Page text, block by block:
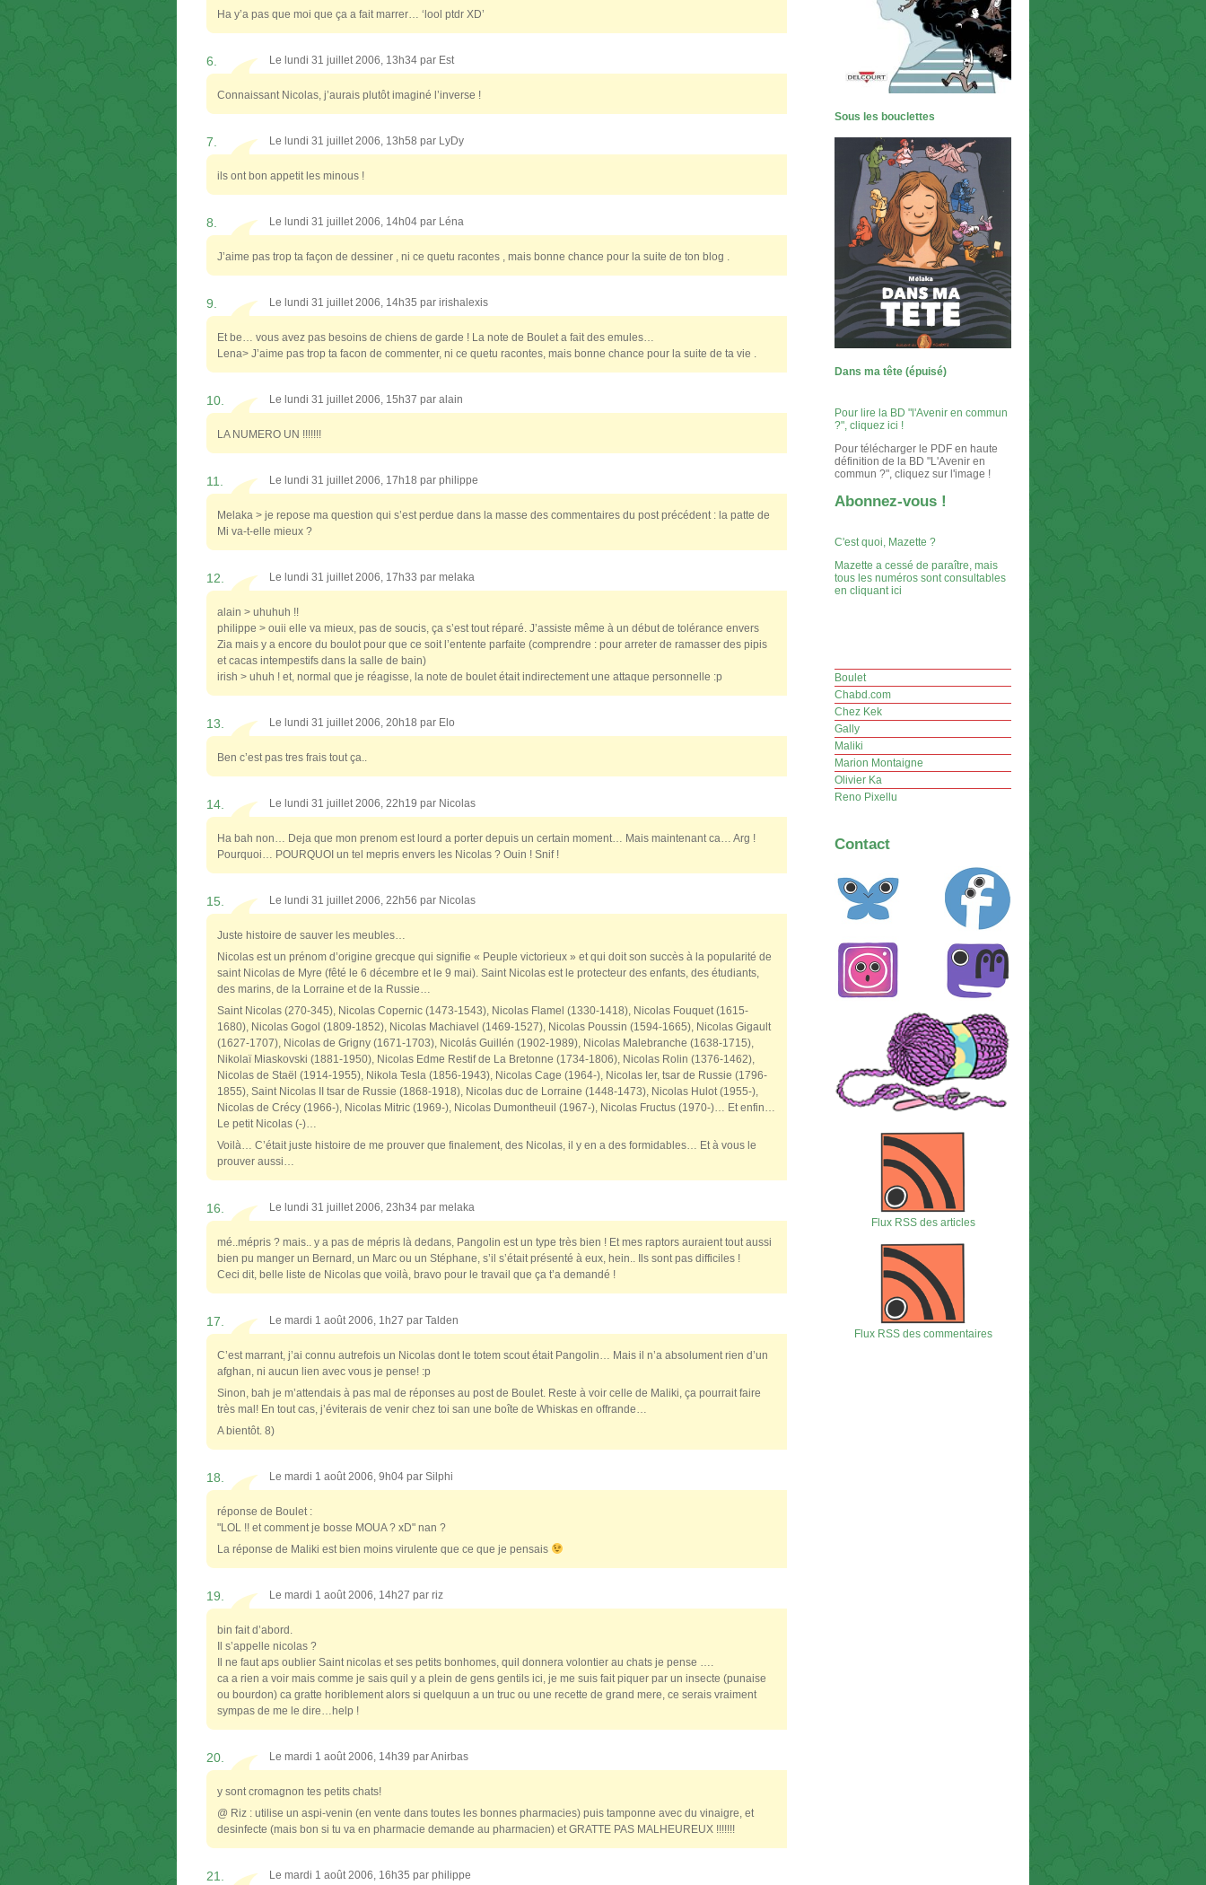
Ha y’a pas que moi que ça a fait marrer… ‘lool ptdr XD’
6. Le lundi 31 juillet 2006, 13h34 par Est
Connaissant Nicolas, j’aurais plutôt imaginé l’inverse !
7. Le lundi 31 juillet 2006, 13h58 par LyDy
ils ont bon appetit les minous !
8. Le lundi 31 juillet 2006, 14h04 par Léna
J’aime pas trop ta façon de dessiner , ni ce quetu racontes , mais bonne chance pour la suite de ton blog .
9. Le lundi 31 juillet 2006, 14h35 par irishalexis
Et be… vous avez pas besoins de chiens de garde ! La note de Boulet a fait des emules…
Lena> J’aime pas trop ta facon de commenter, ni ce quetu racontes, mais bonne chance pour la suite de ta vie .
10. Le lundi 31 juillet 2006, 15h37 par alain
LA NUMERO UN !!!!!!!
11. Le lundi 31 juillet 2006, 17h18 par philippe
Melaka > je repose ma question qui s’est perdue dans la masse des commentaires du post précédent : la patte de
Mi va-t-elle mieux ?
12. Le lundi 31 juillet 2006, 17h33 par melaka
alain > uhuhuh !!
philippe > ouii elle va mieux, pas de soucis, ça s’est tout réparé. J’assiste même à un début de tolérance envers
Zia mais y a encore du boulot pour que ce soit l’entente parfaite (comprendre : pour arreter de ramasser des pipis
et cacas intempestifs dans la salle de bain)
irish > uhuh ! et, normal que je réagisse, la note de boulet était indirectement une attaque personnelle :p
13. Le lundi 31 juillet 2006, 20h18 par Elo
Ben c’est pas tres frais tout ça..
14. Le lundi 31 juillet 2006, 22h19 par Nicolas
Ha bah non… Deja que mon prenom est lourd a porter depuis un certain moment… Mais maintenant ca… Arg !
Pourquoi… POURQUOI un tel mepris envers les Nicolas ? Ouin ! Snif !
15. Le lundi 31 juillet 2006, 22h56 par Nicolas
Juste histoire de sauver les meubles…
Nicolas est un prénom d’origine grecque qui signifie « Peuple victorieux » et qui doit son succès à la popularité de
saint Nicolas de Myre (fêté le 6 décembre et le 9 mai). Saint Nicolas est le protecteur des enfants, des étudiants,
des marins, de la Lorraine et de la Russie…
Saint Nicolas (270-345), Nicolas Copernic (1473-1543), Nicolas Flamel (1330-1418), Nicolas Fouquet (1615-
1680), Nicolas Gogol (1809-1852), Nicolas Machiavel (1469-1527), Nicolas Poussin (1594-1665), Nicolas Gigault
(1627-1707), Nicolas de Grigny (1671-1703), Nicolás Guillén (1902-1989), Nicolas Malebranche (1638-1715),
Nikolaï Miaskovski (1881-1950), Nicolas Edme Restif de La Bretonne (1734-1806), Nicolas Rolin (1376-1462),
Nicolas de Staël (1914-1955), Nikola Tesla (1856-1943), Nicolas Cage (1964-), Nicolas Ier, tsar de Russie (1796-
1855), Saint Nicolas II tsar de Russie (1868-1918), Nicolas duc de Lorraine (1448-1473), Nicolas Hulot (1955-),
Nicolas de Crécy (1966-), Nicolas Mitric (1969-), Nicolas Dumontheuil (1967-), Nicolas Fructus (1970-)… Et enfin…
Le petit Nicolas (-)…
Voilà… C’était juste histoire de me prouver que finalement, des Nicolas, il y en a des formidables… Et à vous le
prouver aussi…
16. Le lundi 31 juillet 2006, 23h34 par melaka
mé..mépris ? mais.. y a pas de mépris là dedans, Pangolin est un type très bien ! Et mes raptors auraient tout aussi
bien pu manger un Bernard, un Marc ou un Stéphane, s’il s’était présenté à eux, hein.. Ils sont pas difficiles !
Ceci dit, belle liste de Nicolas que voilà, bravo pour le travail que ça t’a demandé !
17. Le mardi 1 août 2006, 1h27 par Talden
C’est marrant, j’ai connu autrefois un Nicolas dont le totem scout était Pangolin… Mais il n’a absolument rien d’un
afghan, ni aucun lien avec vous je pense! :p
Sinon, bah je m’attendais à pas mal de réponses au post de Boulet. Reste à voir celle de Maliki, ça pourrait faire
très mal! En tout cas, j’éviterais de venir chez toi san une boîte de Whiskas en offrande…
A bientôt. 8)
18. Le mardi 1 août 2006, 9h04 par Silphi
réponse de Boulet :
"LOL !! et comment je bosse MOUA ? xD" nan ?
La réponse de Maliki est bien moins virulente que ce que je pensais
19. Le mardi 1 août 2006, 14h27 par riz
bin fait d’abord.
Il s’appelle nicolas ?
Il ne faut aps oublier Saint nicolas et ses petits bonhomes, quil donnera volontier au chats je pense ….
ca a rien a voir mais comme je sais quil y a plein de gens gentils ici, je me suis fait piquer par un insecte (punaise
ou bourdon) ca gratte horiblement alors si quelquun a un truc ou une recette de grand mere, ce serais vraiment
sympas de me le dire…help !
20. Le mardi 1 août 2006, 14h39 parAnirbas
y sont cromagnon tes petits chats!
@ Riz : utilise un aspi-venin (en vente dans toutes les bonnes pharmacies) puis tamponne avec du vinaigre, et
desinfecte (mais bon si tu va en pharmacie demande au pharmacien) et GRATTE PAS MALHEUREUX !!!!!!!
21. Le mardi 1 août 2006, 16h35 par philippe
Sous les bouclettes
Dans ma tête (épuisé)
Pour lire la BD "l'Avenir en commun
?", cliquez ici !
Pour télécharger le PDF en haute
définition de la BD "L'Avenir en
commun ?", cliquez sur l'image !
Abonnez-vous !
C'est quoi, Mazette ?
Mazette a cessé de paraître, mais
tous les numéros sont consultables
en cliquant ici
Boulet
Chabd.com
Chez Kek
Gally
Maliki
Marion Montaigne
Olivier Ka
Reno Pixellu
Contact
Flux RSS des articles
Flux RSS des commentaires